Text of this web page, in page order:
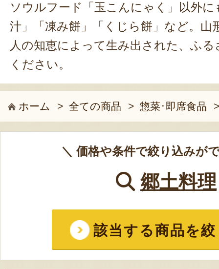
ソウルフード「玉こんにゃく」以外
汁」「凍み餅」「くじら餅」など。山
人の知恵によって生み出された、ふ
ください。
ホーム > 全ての商品 > 惣菜･即席食品
＼ 価格や条件で絞り込みが
郷土料理
該当する商品を